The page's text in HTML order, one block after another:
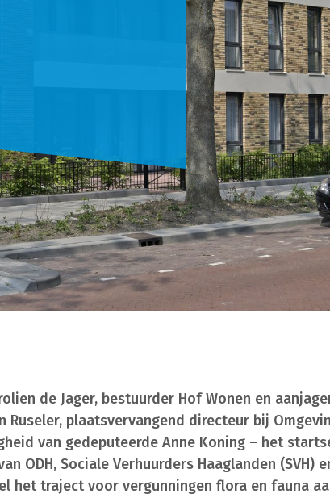
de Jager, bestuurder Hof Wonen en
plaatsvervangend directeur bij
van gedeputeerde Anne Koning – het
ODH, Sociale Verhuurders Haaglanden (SVH)
het traject voor vergunningen flora en fauna